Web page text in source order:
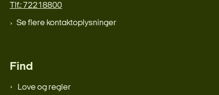
Tlf.: 72218800
Se flere kontaktoplysninger
Find
Love og regler